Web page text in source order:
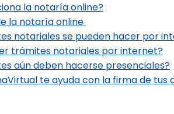
la notaría online?
la notaría online
notariales se pueden hacer por
trámites notariales por internet?
aún deben hacerse presenciales?
te ayuda con la firma de